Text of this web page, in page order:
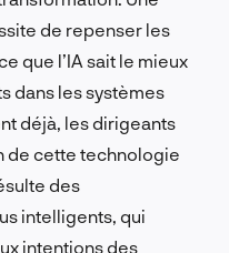
de repenser les
que l’IA sait le mieux
dans les systèmes
déjà, les dirigeants
de cette technologie
des
intelligents, qui
intentions des